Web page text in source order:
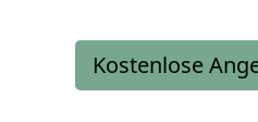
Kostenlose